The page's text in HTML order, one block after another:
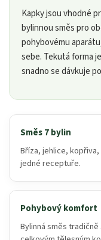
Kapky jsou vhodné
bylinnou směs pro
pohybovému
sebe. Tekutá forma
snadno se dávkuje
Směs 7 bylin
Bříza, jehlice,
jedné receptuře.
Pohybový komfort
Bylinná směs